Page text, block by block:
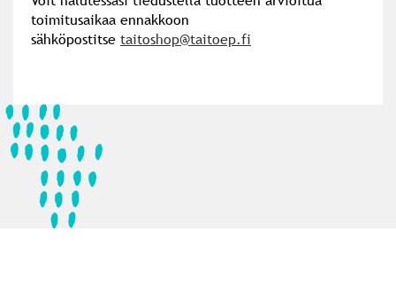
toimitusaikaa ennakkoon
sähköpostitse taitoshop@taitoep.fi